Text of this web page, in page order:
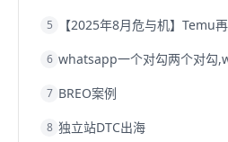
5
6
7 BREO案例
8 独立站DTC出海